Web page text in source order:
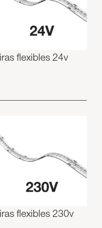
flexibles 24v
flexibles 230v